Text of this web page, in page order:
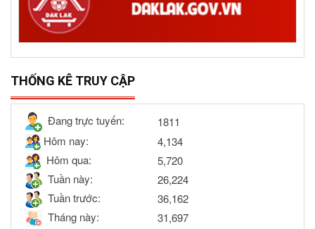
THỐNG KÊ TRUY CẬP
Đang trực tuyến:
1811
Hôm nay:
4,134
Hôm qua:
5,720
Tuần này:
26,224
Tuần trước:
36,162
Tháng này:
31,697